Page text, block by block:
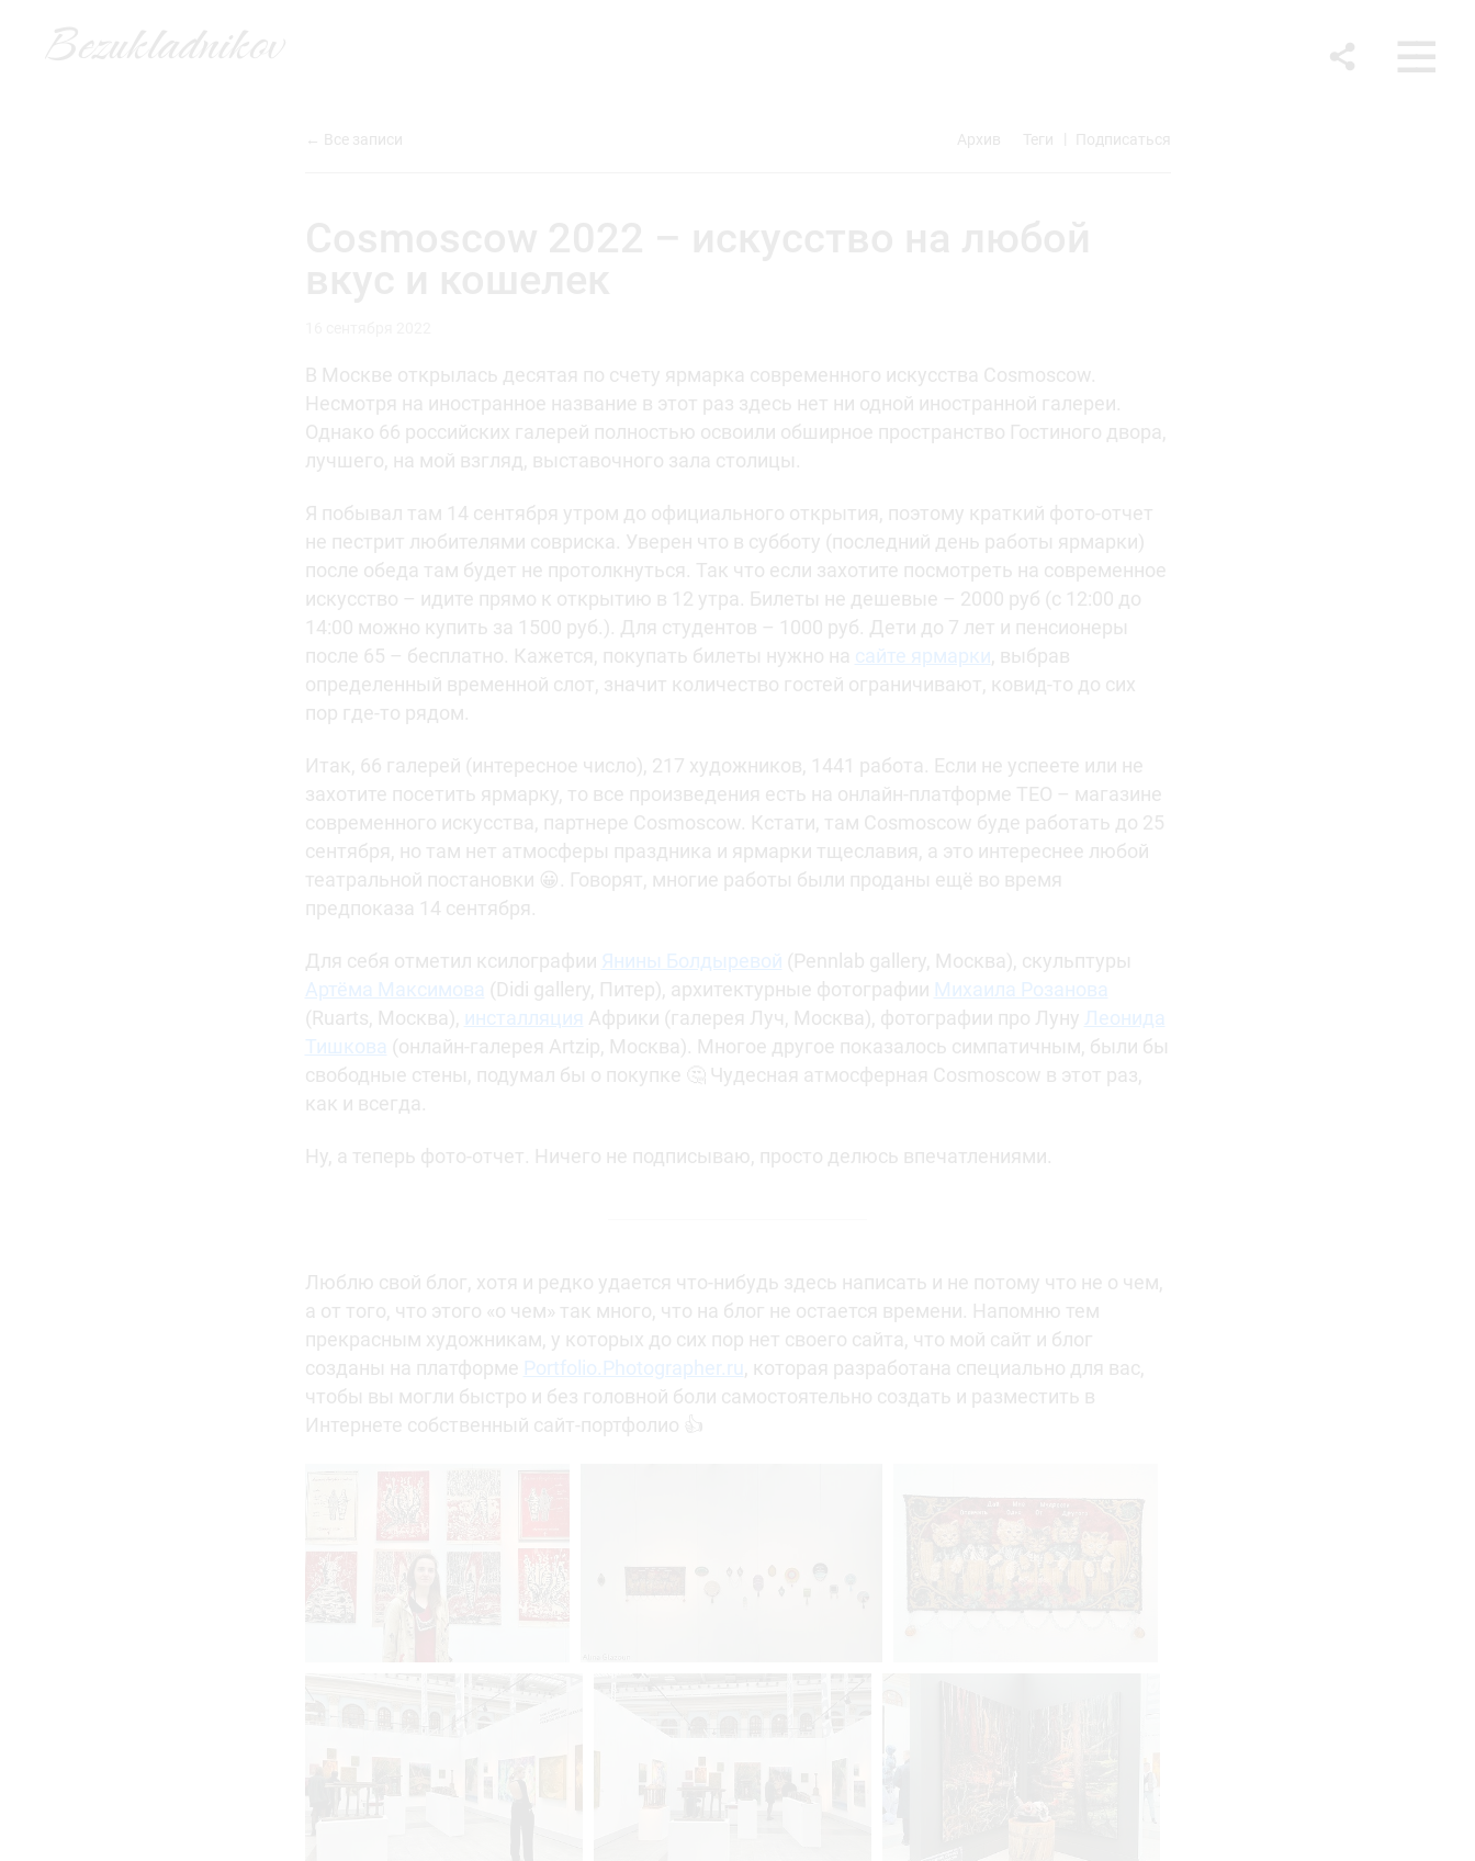
Архив Теги Подписаться
← Все записи
В Москве открылась десятая по счету ярмарка современного искусства Cosmoscow.
Несмотря на иностранное название в этот раз здесь нет ни одной иностранной галереи.
Однако 66 российских галерей полностью освоили обширное пространство Гостиного двора,
лучшего, на мой взгляд, выставочного зала столицы.
Я побывал там 14 сентября утром до официального открытия, поэтому краткий фото-отчет
не пестрит любителями совриска. Уверен что в субботу (последний день работы ярмарки)
после обеда там будет не протолкнуться. Так что если захотите посмотреть на современное
искусство – идите прямо к открытию в 12 утра. Билеты не дешевые – 2000 руб (с 12:00 до
14:00 можно купить за 1500 руб.). Для студентов – 1000 руб. Дети до 7 лет и пенсионеры
после 65 – бесплатно. Кажется, покупать билеты нужно на сайте ярмарки , выбрав
определенный временной слот, значит количество гостей ограничивают, ковид-то до сих
пор где-то рядом.
Итак, 66 галерей (интересное число), 217 художников, 1441 работа. Если не успеете или не
захотите посетить ярмарку, то все произведения есть на онлайн-платформе TEO – магазине
современного искусства, партнере Cosmoscow. Кстати, там Cosmoscow буде работать до 25
сентября, но там нет атмосферы праздника и ярмарки тщеславия, а это интереснее любой
театральной постановки 😀. Говорят, многие работы были проданы ещё во время
предпоказа 14 сентября.
Для себя отметил ксилографии Янины Болдыревой (Pennlab gallery, Москва), скульптуры
Артёма Максимова (Didi gallery, Питер), архитектурные фотографии Михаила Розанова
(Ruarts, Москва), инсталляция Африки (галерея Луч, Москва), фотографии про Луну Леонида
Тишкова (онлайн-галерея Artzip, Москва). Многое другое показалось симпатичным, были бы
свободные стены, подумал бы о покупке 🤔 Чудесная атмосферная Cosmoscow в этот раз,
как и всегда.
Ну, а теперь фото-отчет. Ничего не подписываю, просто делюсь впечатлениями.
Люблю свой блог, хотя и редко удается что-нибудь здесь написать и не потому что не о чем,
а от того, что этого «о чем» так много, что на блог не остается времени. Напомню тем
прекрасным художникам, у которых до сих пор нет своего сайта, что мой сайт и блог
созданы на платформе Portfolio.Photographer.ru , которая разработана специально для вас,
чтобы вы могли быстро и без головной боли самостоятельно создать и разместить в
Интернете собственный сайт-портфолио 👍